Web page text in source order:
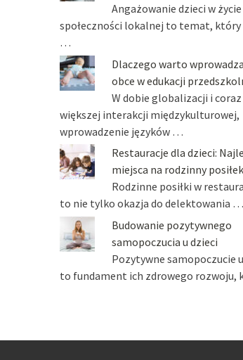
Angażowanie dzieci w życie
społeczności lokalnej to temat, który
…
Dlaczego warto
obce w edukacji
W dobie globalizacji i coraz
większej interakcji międzykulturowej,
wprowadzenie języków …
Restauracje dla dzieci:
miejsca na rodzinny posiłek
Rodzinne posiłki w
to nie tylko okazja do delektowania …
Budowanie pozytywnego
samopoczucia u dzieci
Pozytywne samopoczucie
to fundament ich zdrowego